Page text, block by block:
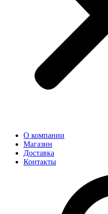
О компании
Магазин
Доставка
Контакты